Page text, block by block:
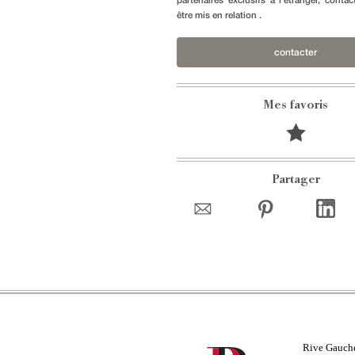
être mis en relation .
contacter
Mes favoris
Partager
Rive